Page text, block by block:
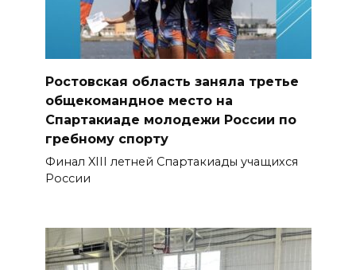
Ростовская область заняла третье
общекомандное место на
Спартакиаде молодежи России по
гребному спорту
Финал XIII летней Спартакиады учащихся
России